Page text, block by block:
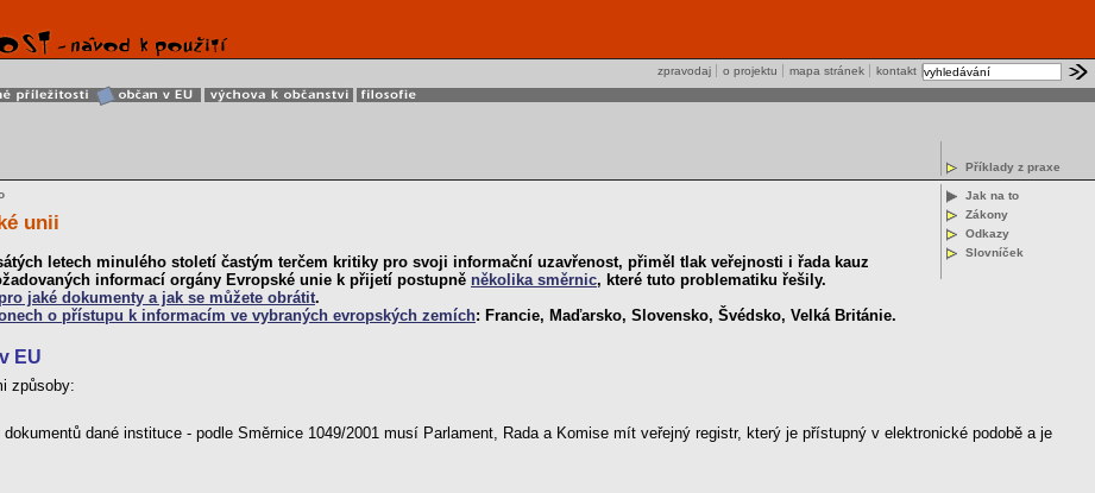
kontakt
mapa stránek
o projektu
zpravodaj
Příklady z praxe
Jak na to
Zákony
Odkazy
Slovníček
unii
letech minulého století častým terčem kritiky pro svoji informační uzavřenost, přiměl tlak veřejnosti i řada kauz
informací orgány Evropské unie k přijetí postupně několika směrnic, které tuto problematiku řešily.
jaké dokumenty a jak se můžete obrátit.
o přístupu k informacím ve vybraných evropských zemích: Francie, Maďarsko, Slovensko, Švédsko, Velká Británie.
EU
způsoby:
dané instituce - podle Směrnice 1049/2001 musí Parlament, Rada a Komise mít veřejný registr, který je přístupný v elektronické podobě a je